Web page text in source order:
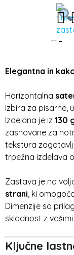
Elegantna in
Horizontalna
izbira za pisarne,
Izdelana je iz 130
zasnovane za
tekstura
trpežna izdelava
Zastava je na
strani, ki
Dimenzije so
skladnost z
Ključne